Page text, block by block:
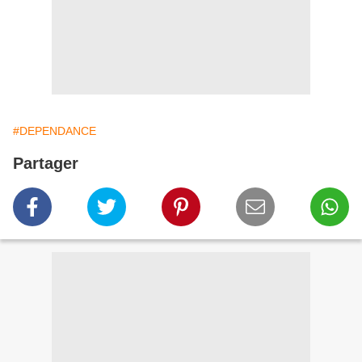
#DEPENDANCE
Partager